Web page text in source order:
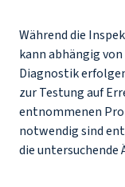
Während die
kann abhängig
Diagnostik
zur Testung auf
entnommenen
notwendig sind
die untersuchende